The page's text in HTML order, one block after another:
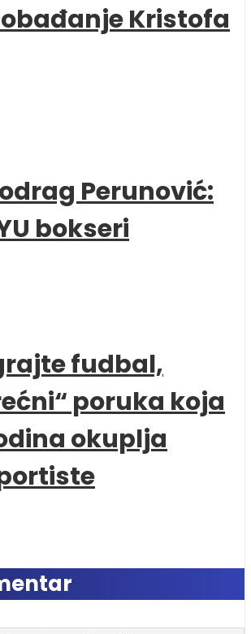
Kristofa
Perunović:
bokseri
fudbal,
poruka koja
okuplja